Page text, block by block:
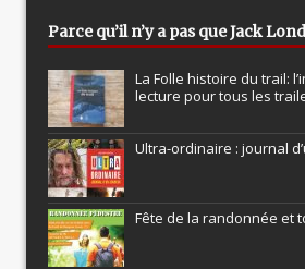
Parce qu’il n’y a pas que Jack
La Folle histoire du trail:
lecture pour tous les
Ultra-ordinaire : journal
Fête de la randonnée et